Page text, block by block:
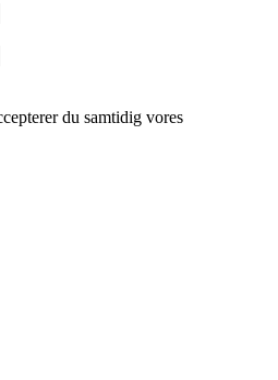
du samtidig vores